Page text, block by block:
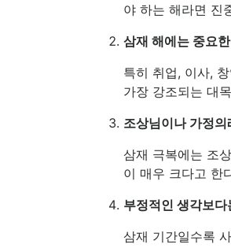
야 하는 해라면 진
삼재 해에는 중요
특히 취업, 이사,
가장 강조되는 대
조상님이나 가정
삼재 극복에는 조
이 매우 크다고 한
부정적인 생각보
삼재 기간일수록